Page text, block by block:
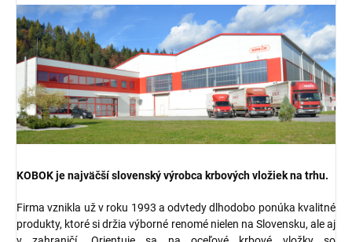
KOBOK je najväčší slovenský výrobca krbových vložiek na trhu.
Firma vznikla už v roku 1993 a odvtedy dlhodobo ponúka kvalitné
produkty, ktoré si držia výborné renomé nielen na Slovensku, ale aj